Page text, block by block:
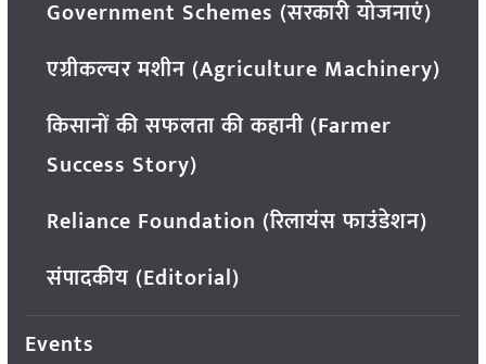
Government Schemes (सरकारी योजनाएं)
एग्रीकल्चर मशीन (Agriculture Machinery)
किसानों की सफलता की कहानी (Farmer
Success Story)
Reliance Foundation (रिलायंस फाउंडेशन)
संपादकीय (Editorial)
Events